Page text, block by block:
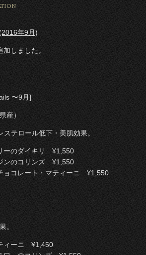
年9月)
しました。
〜9月]
産）
ステロール低下・美肌効果。
ーのダイキリ ¥1,550
ンのコリンズ ¥1,550
ョコレート・マティーニ ¥1,550
。
ィーニ ¥1,450